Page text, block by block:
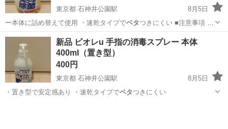
東京都 石神井公園駅
8月5日
ー本体に詰め替えて使用 ・速乾タイプでベタつきにくい ■注意事項 ・
保管による…
東京 練馬区 石神井公園駅 家庭用品 除菌
新品 ビオレu 手指の消毒スプレー 本体
400ml（置き型）
400円
東京都 石神井公園駅
8月5日
・置き型で安定感あり ・速乾タイプでベタつきにくい